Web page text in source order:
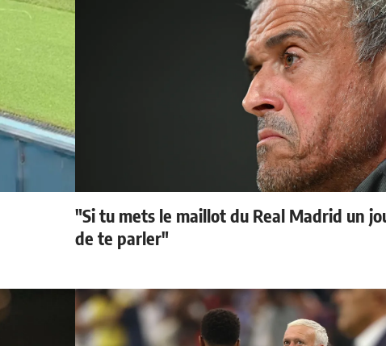
"Si tu mets le maillot du Real Madrid un
de te parler"